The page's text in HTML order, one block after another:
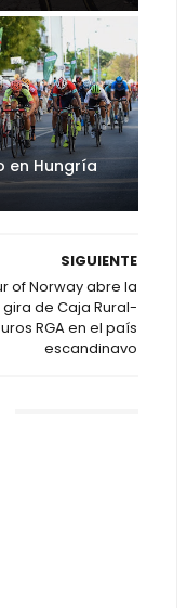
en Hungría
SIGUIENTE
of Norway abre la
gira de Caja Rural-
RGA en el país
escandinavo